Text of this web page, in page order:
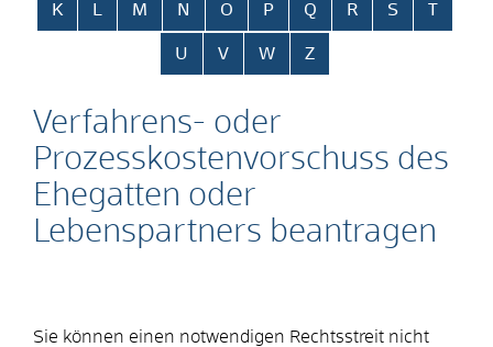
K L M N O P Q R S T
U V W Z
Verfahrens- oder
Prozesskostenvorschuss des
Ehegatten oder
Lebenspartners beantragen
Sie können einen notwendigen Rechtsstreit nicht